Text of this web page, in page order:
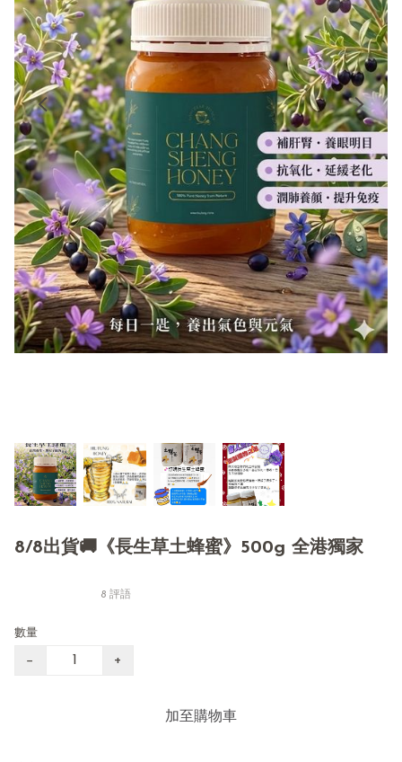
8/8出貨🚚《長生草土蜂蜜》500g 全港獨家
8 評語
數量
− +
加至購物車